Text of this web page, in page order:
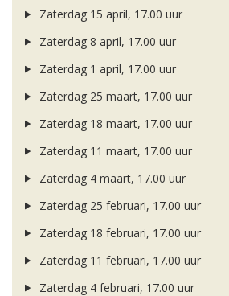
Zaterdag 15 april, 17.00 uur
Zaterdag 8 april, 17.00 uur
Zaterdag 1 april, 17.00 uur
Zaterdag 25 maart, 17.00 uur
Zaterdag 18 maart, 17.00 uur
Zaterdag 11 maart, 17.00 uur
Zaterdag 4 maart, 17.00 uur
Zaterdag 25 februari, 17.00 uur
Zaterdag 18 februari, 17.00 uur
Zaterdag 11 februari, 17.00 uur
Zaterdag 4 februari, 17.00 uur